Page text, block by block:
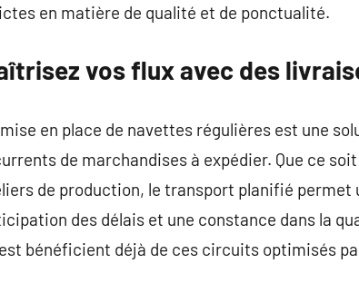
en matière de qualité et de ponctualité.
vos flux avec des
en place de navettes régulières est une
de marchandises à expédier. Que ce
de production, le transport planifié
des délais et une constance dans la
bénéficient déjà de ces circuits optimisés